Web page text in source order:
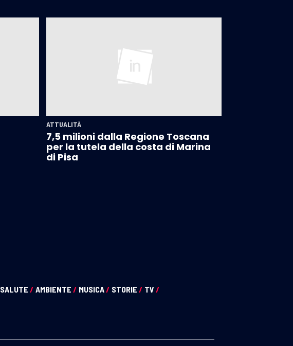
ATTUALITÀ
7,5 milioni dalla Regione Toscana
per la tutela della costa di Marina
di Pisa
SALUTE / AMBIENTE / MUSICA/ STORIE / TV /